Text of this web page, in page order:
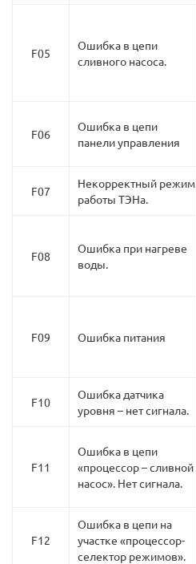
F05
Ошибка в цепи
сливного насоса.
F06
Ошибка в цепи
панели управления
F07
Некорректный режим
работы ТЭНа.
F08
Ошибка при нагреве
воды.
F09 Ошибка питания
F10
Ошибка датчика
уровня – нет сигнала.
F11
Ошибка в цепи
«процессор – сливной
насос». Нет сигнала.
F12
Ошибка в цепи на
участке «процессор-
селектор режимов».